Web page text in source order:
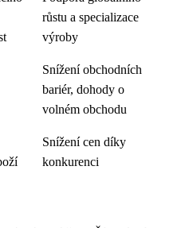
růstu a specializace
výroby
Snížení obchodních
bariér, dohody o
volném obchodu
Snížení cen díky
konkurenci